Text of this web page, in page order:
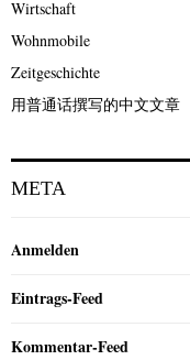
Wirtschaft
Wohnmobile
Zeitgeschichte
用普通话撰写的中文文章
META
Anmelden
Eintrags-Feed
Kommentar-Feed